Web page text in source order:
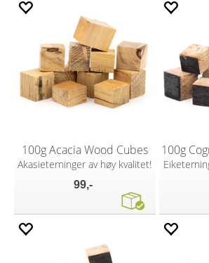
100g Acacia Wood Cubes
Akasieterninger av høy kvalitet!
99,-